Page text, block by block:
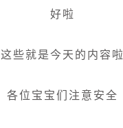
好啦
这些就是今天的内容啦
各位宝宝们注意安全